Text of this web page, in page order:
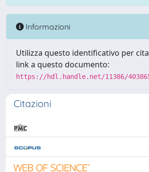
Informazioni
Utilizza questo identificativo per
link a questo documento:
https://hdl.handle.net/11386/
Citazioni